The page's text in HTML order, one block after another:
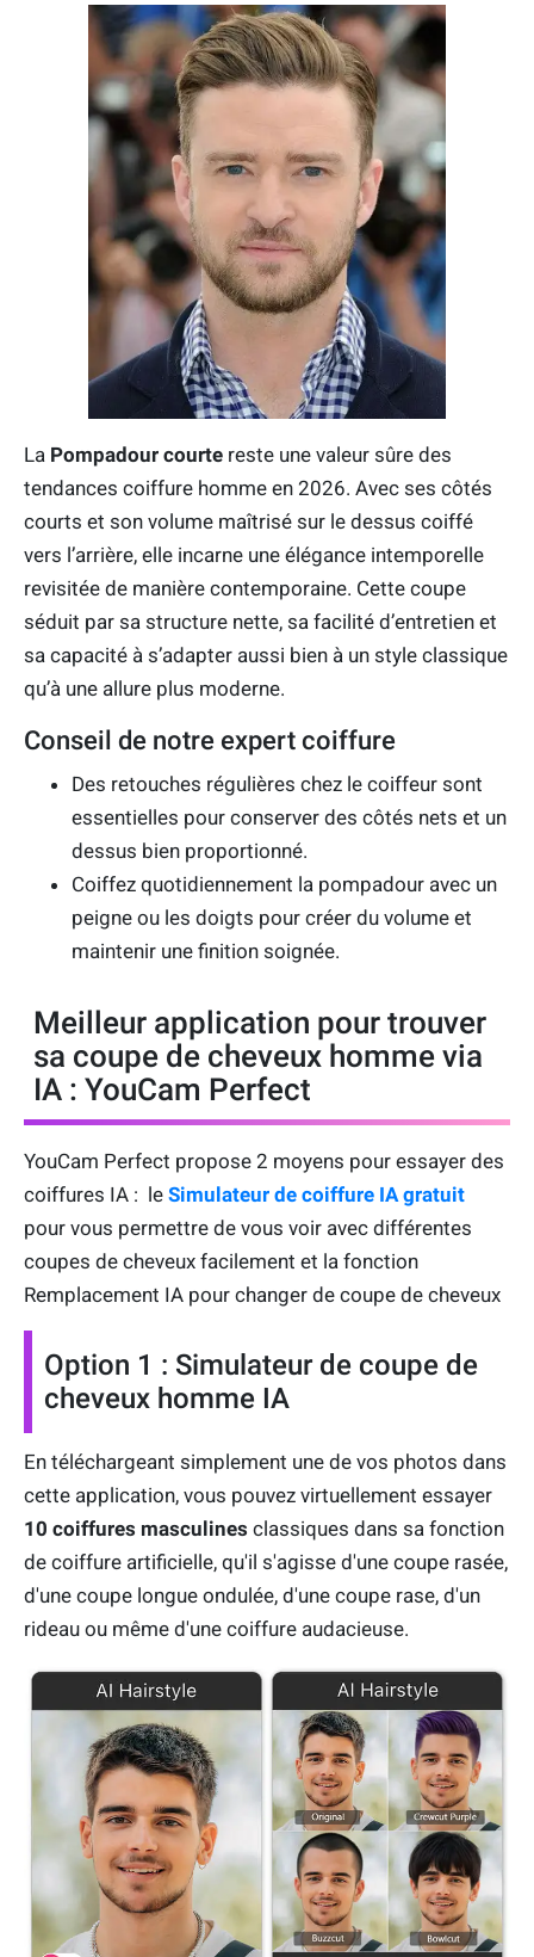
La Pompadour courte reste une valeur sûre des
tendances coiffure homme en 2026. Avec ses côtés
courts et son volume maîtrisé sur le dessus coiffé
vers l’arrière, elle incarne une élégance intemporelle
revisitée de manière contemporaine. Cette coupe
séduit par sa structure nette, sa facilité d’entretien et
sa capacité à s’adapter aussi bien à un style classique
qu’à une allure plus moderne.
Conseil de notre expert coiffure
Des retouches régulières chez le coiffeur sont
essentielles pour conserver des côtés nets et un
dessus bien proportionné.
Coiffez quotidiennement la pompadour avec un
peigne ou les doigts pour créer du volume et
maintenir une finition soignée.
Meilleur application pour trouver
sa coupe de cheveux homme via
IA : YouCam Perfect
YouCam Perfect propose 2 moyens pour essayer des
coiffures IA : le Simulateur de coiffure IA gratuit
pour vous permettre de vous voir avec différentes
coupes de cheveux facilement et la fonction
Remplacement IA pour changer de coupe de cheveux
Option 1 : Simulateur de coupe de
cheveux homme IA
En téléchargeant simplement une de vos photos dans
cette application, vous pouvez virtuellement essayer
10 coiffures masculines classiques dans sa fonction
de coiffure artificielle, qu'il s'agisse d'une coupe rasée,
d'une coupe longue ondulée, d'une coupe rase, d'un
rideau ou même d'une coiffure audacieuse.